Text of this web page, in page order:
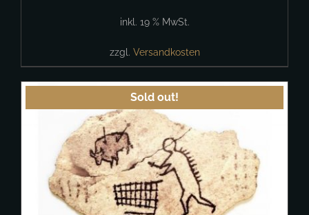
inkl. 19 % MwSt.
zzgl. Versandkosten
Sold out!